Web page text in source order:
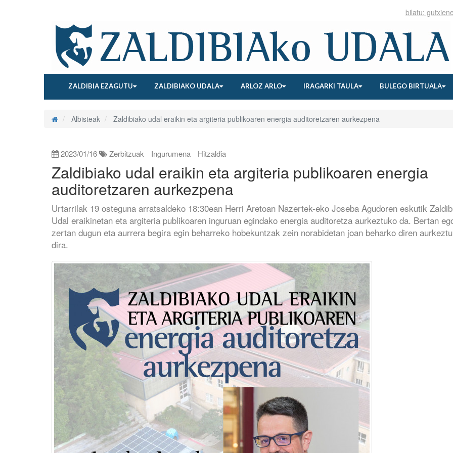
ZALDIBIA EZAGUTU ZALDIBIAKO UDALA ARLOZ ARLO IRAGARKI TAULA BULEGO BIRTUALA
Albisteak Zaldibiako udal eraikin eta argiteria publikoaren energia auditoretzaren aurkezpena
2023/01/16 Zerbitzuak Ingurumena Hitzaldia
Zaldibiako udal eraikin eta argiteria publikoaren energia
auditoretzaren aurkezpena
Urtarrilak 19 osteguna arratsaldeko 18:30ean Herri Aretoan Nazertek-eko Joseba Agudoren eskutik
Udal eraikinetan eta argiteria publikoaren inguruan egindako energia auditoretza aurkeztuko da. Bertan
zertan dugun eta aurrera begira egin beharreko hobekuntzak zein norabidetan joan beharko diren
dira.